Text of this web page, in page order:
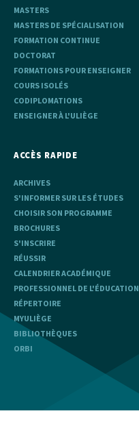
MASTERS
MASTERS DE SPÉCIALISATION
FORMATION CONTINUE
DOCTORAT
FORMATIONS POUR ENSEIGNER
COURS ISOLÉS
CODIPLOMATIONS
ENSEIGNER À L'ULIÈGE
ACCÈS RAPIDE
ARCHIVES
S'INFORMER SUR LES ÉTUDES
CHOISIR SON PROGRAMME
BROCHURES
S'INSCRIRE
RÉUSSIR
CALENDRIER ACADÉMIQUE
PROFESSIONNEL DE L'ÉDUCATION
RÉPERTOIRE
MYULIÈGE
BIBLIOTHÈQUES
ORBI